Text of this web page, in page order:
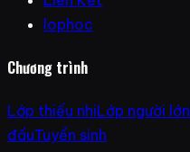
lophoc
Chương trình
Lớp thiếu nhiLớp người lớn
đấuTuyển sinh